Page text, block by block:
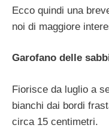
Ecco quindi una
noi di maggiore
Garofano delle
Fiorisce da luglio a
bianchi dai bordi
circa 15 centimetri.